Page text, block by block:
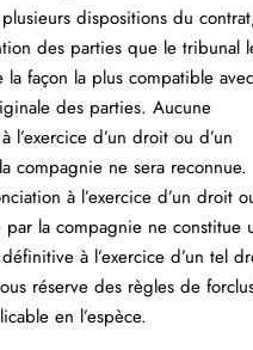
dispositions du
des parties que le tribunal
façon la plus compatible avec
des parties. Aucune
l’exercice d’un droit ou d’un
compagnie ne sera reconnue.
à l’exercice d’un droit
par la compagnie ne constitue
à l’exercice d’un tel
réserve des règles de
en l’espèce.